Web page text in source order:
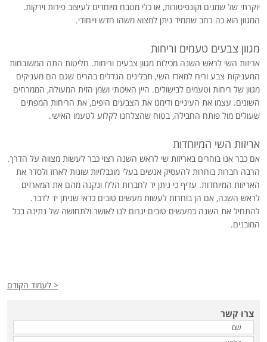
יוקרתי של שמנים וקונפיטורות, או כלי מטבח מיוחדים לעיצוב פירות וירקות.
המגוון הוא כה רחב שתמיד ניתן למצוא משהו חדש וייחודי.
מגוון צבעים טעמים וריחות
אריזות השי לראש השנה מכילות מגוון צבעים וריחות. חליטות התה המשובחות
המעניקות צבע וריח למארז השי, תבלינים הגדלים בהרים שגם הם מעניקים
מגוון של ריחות וטעמים לבישולים. היין האיכותי ושמן הזית המעולה, הממרחים
השונים. עצמו את העיניים ודימנו את הצבעים היפים, את הריחות המפתים
שעולים מול פותח החבילה, בטוח שהצלחנו לקלוע לטעמו האישי.
אריזות השי המיוחדות
אם כבר אנו בוחרים באריזות שי לראש השנה רצוי כבר לעשות מצווה על הדרך.
הרבה חברות בוחרות להעסיק אנשים בעלי מוגבלויות שונות לארוז ולסדר את
האריזות המיוחדות. עדיף כי ניתן יד לחברות הללו ונקנה מהם את המארזים
לראש השנה, אם הן בוחרות לעשות מעשים טובים כדאי שניתן יד לדבר.
להתחיל את השנה במעשים טובים יגרום לנו לאושר ולתחושה של נתינה בכל
המובנים.
< לעמוד הקודם
צרו קשר